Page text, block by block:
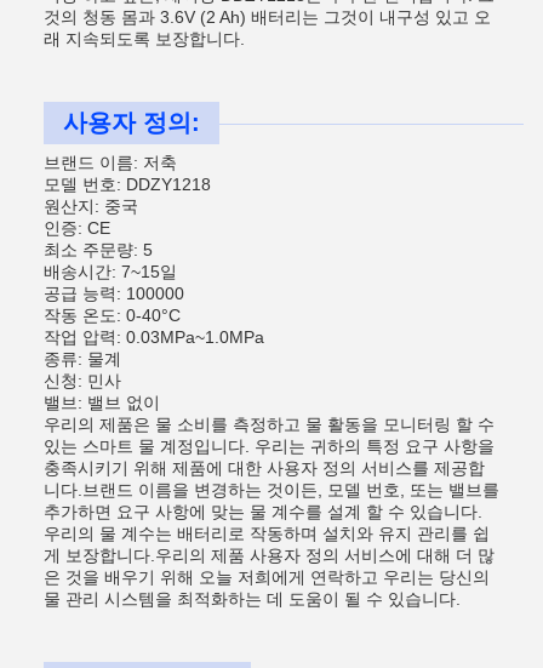
것의 청동 몸과 3.6V (2 Ah) 배터리는 그것이 내구성 있고 오
래 지속되도록 보장합니다.
사용자 정의:
브랜드 이름: 저축
모델 번호: DDZY1218
원산지: 중국
인증: CE
최소 주문량: 5
배송시간: 7~15일
공급 능력: 100000
작동 온도: 0-40°C
작업 압력: 0.03MPa~1.0MPa
종류: 물계
신청: 민사
밸브: 밸브 없이
우리의 제품은 물 소비를 측정하고 물 활동을 모니터링 할 수
있는 스마트 물 계정입니다. 우리는 귀하의 특정 요구 사항을
충족시키기 위해 제품에 대한 사용자 정의 서비스를 제공합
니다.브랜드 이름을 변경하는 것이든, 모델 번호, 또는 밸브를
추가하면 요구 사항에 맞는 물 계수를 설계 할 수 있습니다.
우리의 물 계수는 배터리로 작동하며 설치와 유지 관리를 쉽
게 보장합니다.우리의 제품 사용자 정의 서비스에 대해 더 많
은 것을 배우기 위해 오늘 저희에게 연락하고 우리는 당신의
물 관리 시스템을 최적화하는 데 도움이 될 수 있습니다.